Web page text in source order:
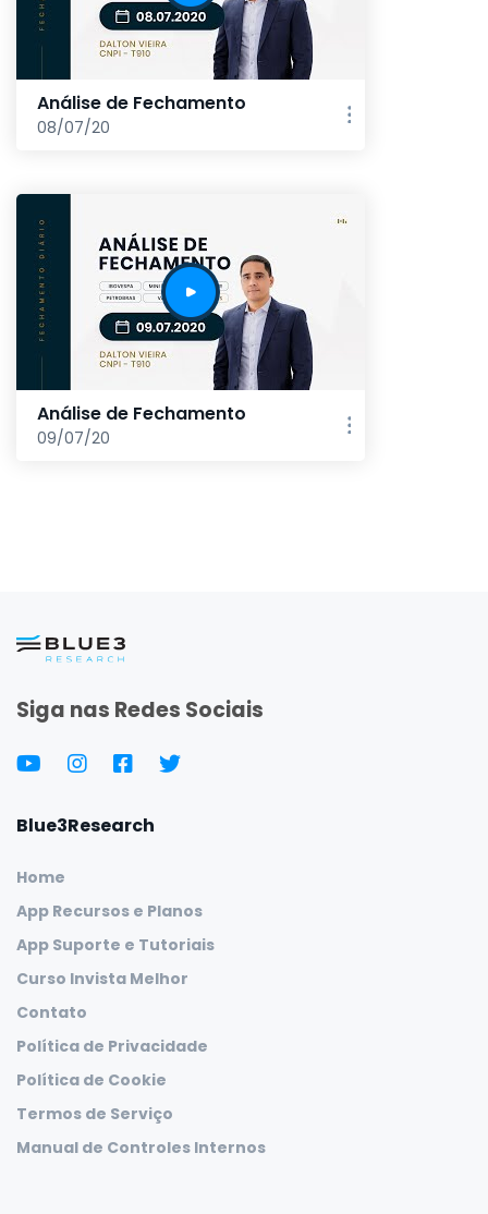
Análise de Fechamento
08/07/20
Análise de Fechamento
09/07/20
Siga nas Redes Sociais
Blue3Research
Home
App Recursos e Planos
App Suporte e Tutoriais
Curso Invista Melhor
Contato
Política de Privacidade
Política de Cookie
Termos de Serviço
Manual de Controles Internos